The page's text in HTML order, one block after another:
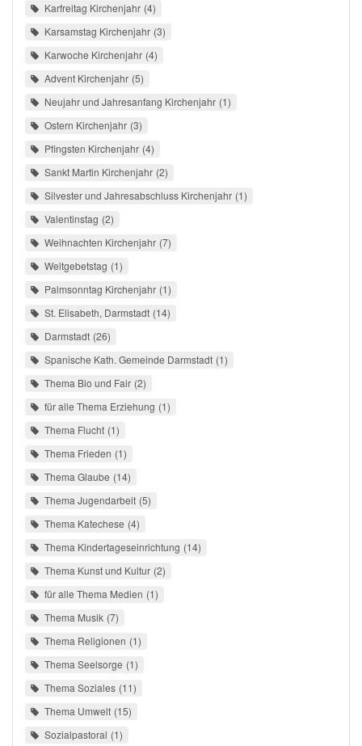
Karfreitag Kirchenjahr 4
Karsamstag Kirchenjahr 3
Karwoche Kirchenjahr 4
Advent Kirchenjahr 5
Neujahr und Jahresanfang Kirchenjahr 1
Ostern Kirchenjahr 3
Pfingsten Kirchenjahr 4
Sankt Martin Kirchenjahr 2
Silvester und Jahresabschluss Kirchenjahr 1
Valentinstag 2
Weihnachten Kirchenjahr 7
Weltgebetstag 1
Palmsonntag Kirchenjahr 1
St. Elisabeth, Darmstadt 14
Darmstadt 26
Spanische Kath. Gemeinde Darmstadt 1
Thema Bio und Fair 2
für alle Thema Erziehung 1
Thema Flucht 1
Thema Frieden 1
Thema Glaube 14
Thema Jugendarbeit 5
Thema Katechese 4
Thema Kindertageseinrichtung 14
Thema Kunst und Kultur 2
für alle Thema Medien 1
Thema Musik 7
Thema Religionen 1
Thema Seelsorge 1
Thema Soziales 11
Thema Umwelt 15
Sozialpastoral 1